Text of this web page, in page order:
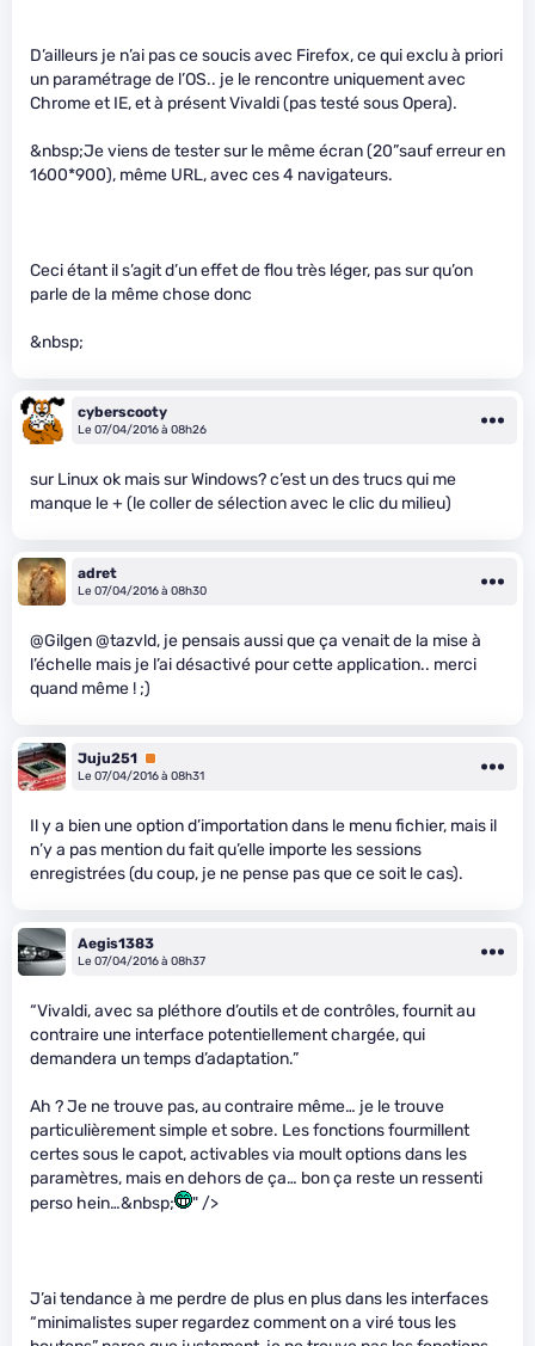
D’ailleurs je n’ai pas ce soucis avec Firefox, ce qui exclu à priori
un paramétrage de l’OS.. je le rencontre uniquement avec
Chrome et IE, et à présent Vivaldi (pas testé sous Opera).
&nbsp;Je viens de tester sur le même écran (20”sauf erreur en
1600*900), même URL, avec ces 4 navigateurs.
Ceci étant il s’agit d’un effet de flou très léger, pas sur qu’on
parle de la même chose donc
&nbsp;
cyberscooty
Le 07/04/2016 à 08h26
sur Linux ok mais sur Windows? c’est un des trucs qui me
manque le + (le coller de sélection avec le clic du milieu)
adret
Le 07/04/2016 à 08h30
@Gilgen @tazvld, je pensais aussi que ça venait de la mise à
l’échelle mais je l’ai désactivé pour cette application.. merci
quand même ! ;)
Juju251 Premium
Le 07/04/2016 à 08h31
Il y a bien une option d’importation dans le menu fichier, mais il
n’y a pas mention du fait qu’elle importe les sessions
enregistrées (du coup, je ne pense pas que ce soit le cas).
Aegis1383
Le 07/04/2016 à 08h37
“Vivaldi, avec sa pléthore d’outils et de contrôles, fournit au
contraire une interface potentiellement chargée, qui
demandera un temps d’adaptation.”
Ah ? Je ne trouve pas, au contraire même… je le trouve
particulièrement simple et sobre. Les fonctions fourmillent
certes sous le capot, activables via moult options dans les
paramètres, mais en dehors de ça… bon ça reste un ressenti
perso hein…&nbsp;
" />
J’ai tendance à me perdre de plus en plus dans les interfaces
“minimalistes super regardez comment on a viré tous les